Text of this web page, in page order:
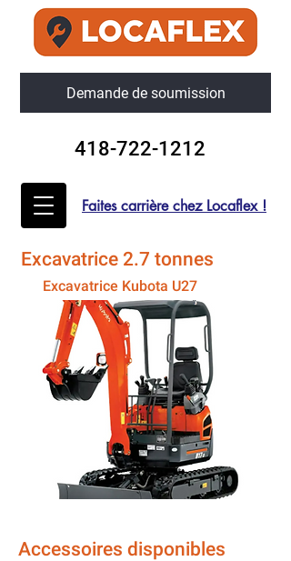
Demande de soumission
418-722-1212
Faites carrière chez Locaflex !
Excavatrice 2.7 tonnes
Excavatrice Kubota U27
Accessoires disponibles